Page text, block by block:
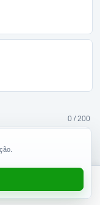
1 sabor
0 / 200